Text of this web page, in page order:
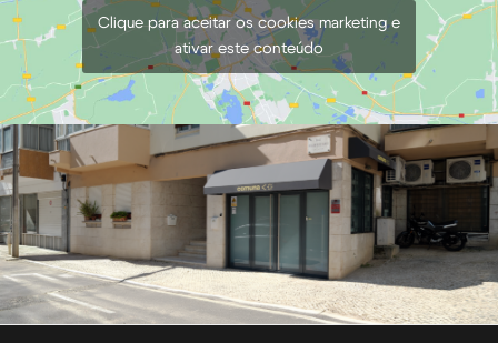
Clique para aceitar os cookies marketing e
ativar este conteúdo